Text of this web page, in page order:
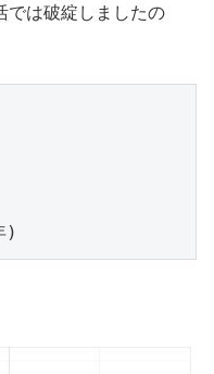
では破綻しましたの
)